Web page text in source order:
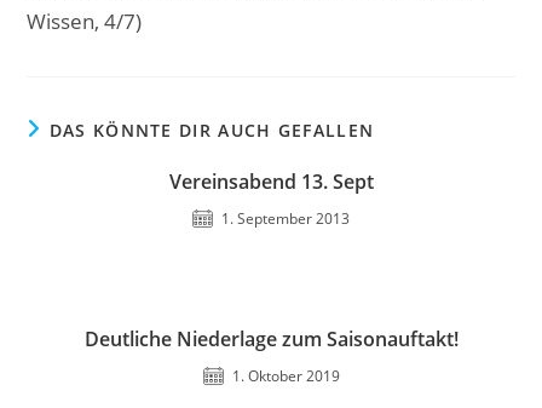
Wissen, 4/7)
DAS KÖNNTE DIR AUCH GEFALLEN
Vereinsabend 13. Sept
1. September 2013
Deutliche Niederlage zum Saisonauftakt!
1. Oktober 2019